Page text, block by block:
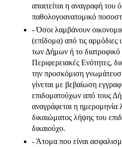
απαιτείται η αναγραφή του
παθολογοανατομικό
- Όσοι λαμβάνουν
(επίδομα) από τις αρμόδιες
των Δήμων ή το διατροφικό
Περιφερειακές Ενότητες,
την προσκόμιση
γίνεται με βεβαίωση
επιδοματούχων από τους
αναγράφεται η ημερομηνία
δικαιώματος λήψης του
δικαιούχο.
- Άτομα που είναι